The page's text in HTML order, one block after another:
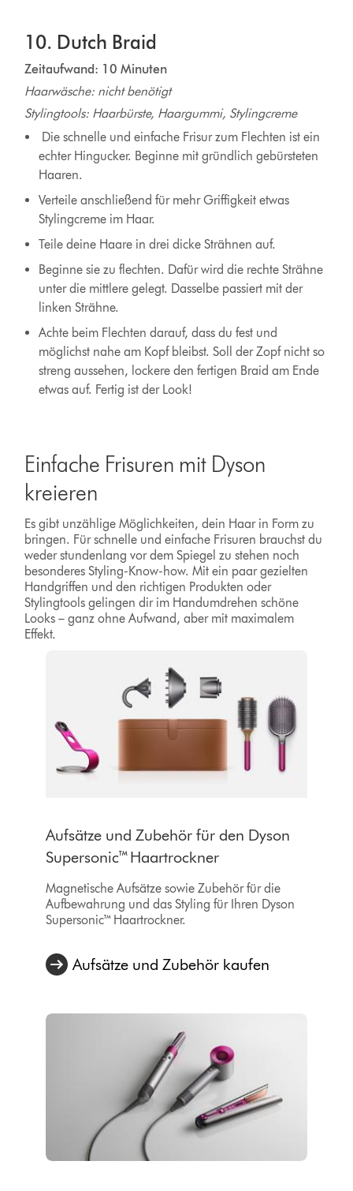
10. Dutch Braid
Zeitaufwand: 10 Minuten
Haarwäsche: nicht benötigt
Stylingtools: Haarbürste, Haargummi, Stylingcreme
Die schnelle und einfache Frisur zum Flechten ist ein
echter Hingucker. Beginne mit gründlich gebürsteten
Haaren.
Verteile anschließend für mehr Griffigkeit etwas
Stylingcreme im Haar.
Teile deine Haare in drei dicke Strähnen auf.
Beginne sie zu flechten. Dafür wird die rechte Strähne
unter die mittlere gelegt. Dasselbe passiert mit der
linken Strähne.
Achte beim Flechten darauf, dass du fest und
möglichst nahe am Kopf bleibst. Soll der Zopf nicht so
streng aussehen, lockere den fertigen Braid am Ende
etwas auf. Fertig ist der Look!
Einfache Frisuren mit Dyson
kreieren
Es gibt unzählige Möglichkeiten, dein Haar in Form zu
bringen. Für schnelle und einfache Frisuren brauchst du
weder stundenlang vor dem Spiegel zu stehen noch
besonderes Styling-Know-how. Mit ein paar gezielten
Handgriffen und den richtigen Produkten oder
Stylingtools gelingen dir im Handumdrehen schöne
Looks – ganz ohne Aufwand, aber mit maximalem
Effekt.
Aufsätze und Zubehör für den Dyson
Supersonic™ Haartrockner
Magnetische Aufsätze sowie Zubehör für die
Aufbewahrung und das Styling für Ihren Dyson
Supersonic™ Haartrockner.
Aufsätze und Zubehör kaufen